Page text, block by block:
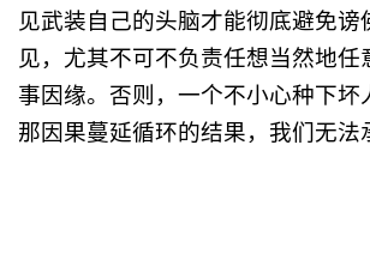
见武装自己的头脑才能彻底避免谤
见，尤其不可不负责任想当然地任
事因缘。否则，一个不小心种下坏
那因果蔓延循环的结果，我们无法